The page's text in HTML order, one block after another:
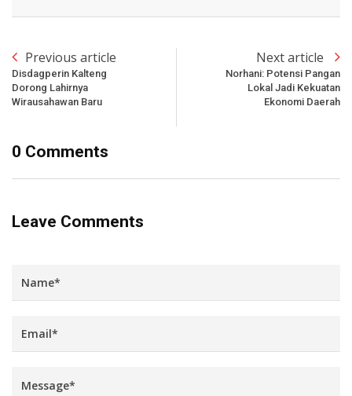
Previous article
Disdagperin Kalteng
Dorong Lahirnya
Wirausahawan Baru
Next article
Norhani: Potensi Pangan
Lokal Jadi Kekuatan
Ekonomi Daerah
0 Comments
Leave Comments